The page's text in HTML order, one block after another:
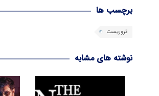
برچسب ها
تروریست
نوشته های مشابه